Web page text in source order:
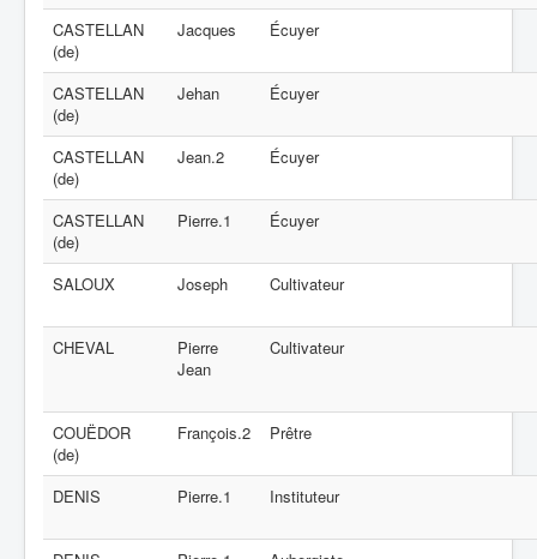
CASTELLAN
(de)
Jacques Écuyer
CASTELLAN
(de)
Jehan Écuyer
CASTELLAN
(de)
Jean.2 Écuyer
CASTELLAN
(de)
Pierre.1 Écuyer
SALOUX Joseph Cultivateur
CHEVAL
Pierre
Jean
Cultivateur
COUËDOR
(de)
François.2 Prêtre
DENIS Pierre.1 Instituteur